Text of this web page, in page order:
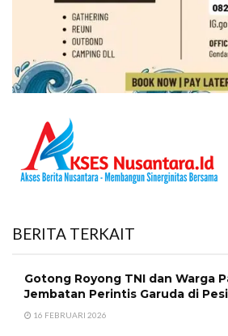
BERITA TERKAIT
Gotong Royong TNI dan Warga
Jembatan Perintis Garuda di
16 FEBRUARI 2026